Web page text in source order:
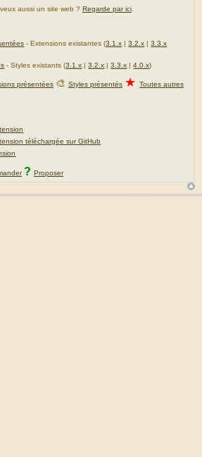
aussi un site web ? Regarde par ici
-Extensions existantes (3.1.x |3.2.x |3.3.x
- Styles existants (3.1.x |3.2.x |3.3.x |4.0.x)
présentées 🎨 Styles présentés ★ Toutes autres
téléchargée sur GitHub
? Proposer